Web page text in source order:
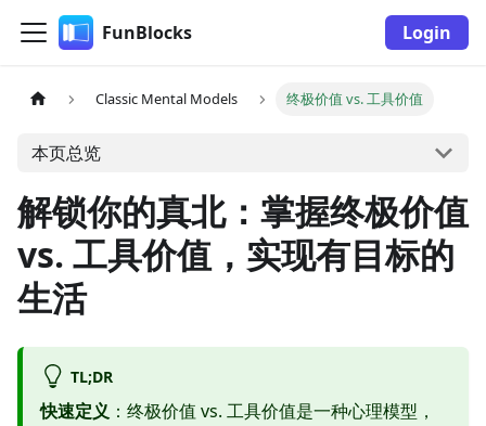
FunBlocks Login
Classic Mental Models 终极价值 vs. 工具价值
本页总览
解锁你的真北：掌握终极价值
vs. 工具价值，实现有目标的
生活
TL;DR
快速定义 ：终极价值 vs. 工具价值是一种心理模型，